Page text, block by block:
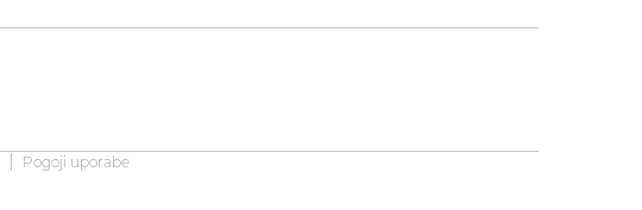
Pogoji uporabe